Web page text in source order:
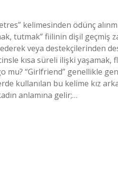
kelimesinden ödünç
tutmak” fiilinin dişil geçmiş
ederek veya destekçilerinden
kısa süreli ilişki yaşamak,
mu? “Girlfriend” genellikle
kullanılan bu kelime kız
anlamına gelir;…